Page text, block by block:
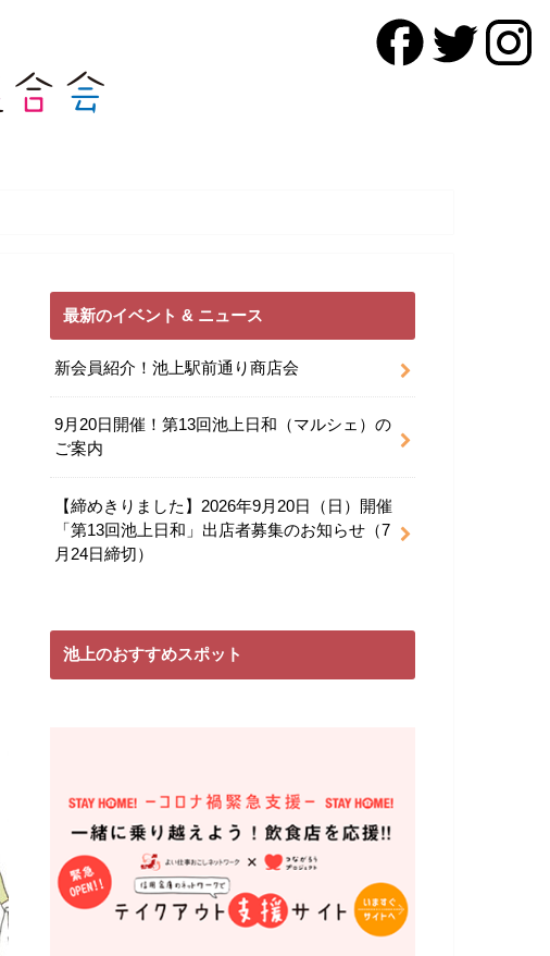
最新のイベント & ニュース
新会員紹介！池上駅前通り商店会
9月20日開催！第13回池上日和（マルシェ）の
ご案内
【締めきりました】2026年9月20日（日）開催
「第13回池上日和」出店者募集のお知らせ（7
月24日締切）
池上のおすすめスポット